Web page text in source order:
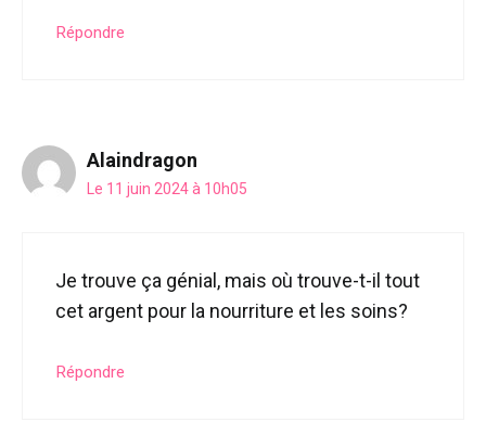
Répondre
Alaindragon
Le 11 juin 2024 à 10h05
Je trouve ça génial, mais où trouve-t-il tout
cet argent pour la nourriture et les soins?
Répondre